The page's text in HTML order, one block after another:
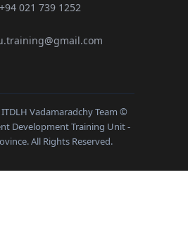
+94 021 739 1252
Vadamaradchy Team ©
Development Training Unit -
All Rights Reserved.